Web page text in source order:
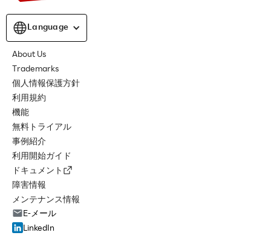
Language
About Us
Trademarks
個人情報保護方針
利用規約
機能
無料トライアル
事例紹介
利用開始ガイド
ドキュメント
障害情報
メンテナンス情報
E-メール
LinkedIn